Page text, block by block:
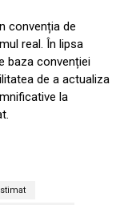
convenția de
real. În lipsa
baza convenției
de a actualiza
la